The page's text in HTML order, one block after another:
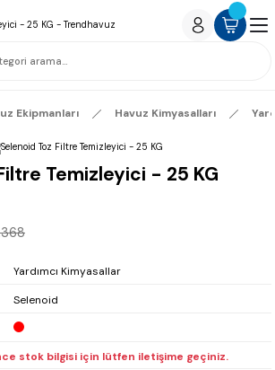
Ekipmanları Havuz Kimyasalları
Temizleyici - 25 KG
Yardımcı Kimyasallar
Selenoid
stok bilgisi için lütfen iletişime geçiniz.